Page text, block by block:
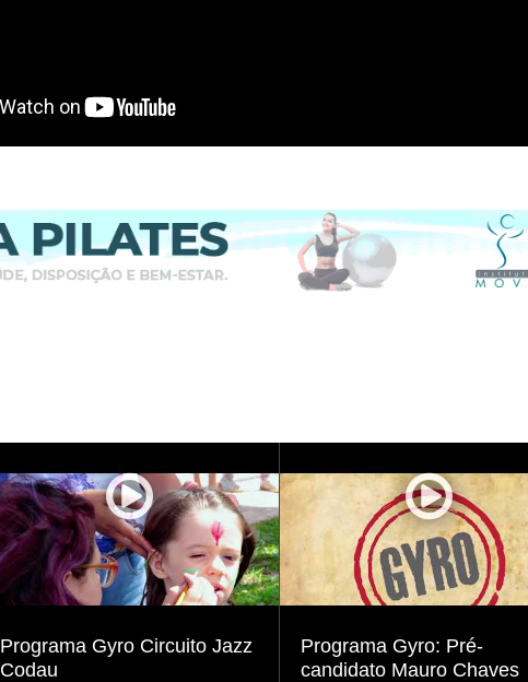
Programa Gyro Circuito Jazz
Codau
Visualizar
Programa Gyro: Pré-
candidato Mauro Chaves
Visualizar